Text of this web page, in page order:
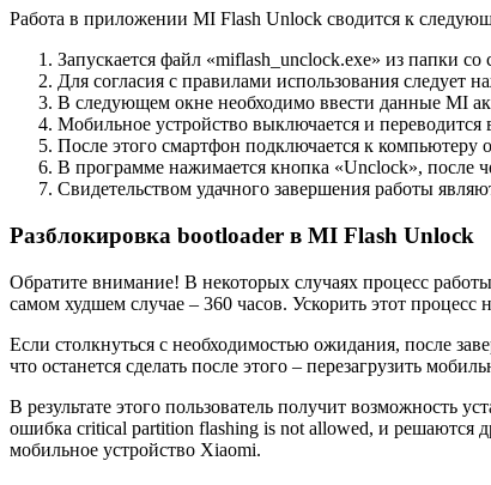
Работа в приложении MI Flash Unlock сводится к
Запускается файл «miflash_unclock.exe» из папки
Для согласия с правилами использования следует
В следующем окне необходимо ввести данные MI
Мобильное устройство выключается и переводится
После этого смартфон подключается к
В программе нажимается кнопка «Unclock», после
Свидетельством удачного завершения работы
Разблокировка bootloader в MI Flash Unlock
Обратите внимание! В некоторых случаях процесс
самом худшем случае – 360 часов. Ускорить этот
Если столкнуться с необходимостью ожидания, после
что останется сделать после этого – перезагрузить
В результате этого пользователь получит возможность
ошибка critical partition flashing is not allowed, и решаются
мобильное устройство Xiaomi.